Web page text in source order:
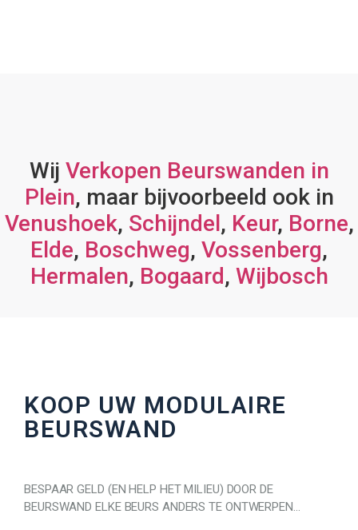
Wij Verkopen Beurswanden in
Plein, maar bijvoorbeeld ook in
Venushoek, Schijndel, Keur, Borne,
Elde, Boschweg, Vossenberg,
Hermalen, Bogaard, Wijbosch
KOOP UW MODULAIRE
BEURSWAND
BESPAAR GELD (EN HELP HET MILIEU) DOOR DE
BEURSWAND ELKE BEURS ANDERS TE ONTWERPEN…